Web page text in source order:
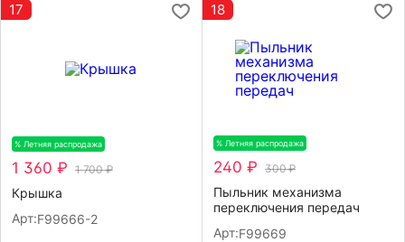
17
% Летняя распродажа
1 360 ₽ 1 700 ₽
Крышка
Арт:F99666-2
18
% Летняя распродажа
240 ₽ 300 ₽
Пыльник механизма
переключения передач
Арт:F99669